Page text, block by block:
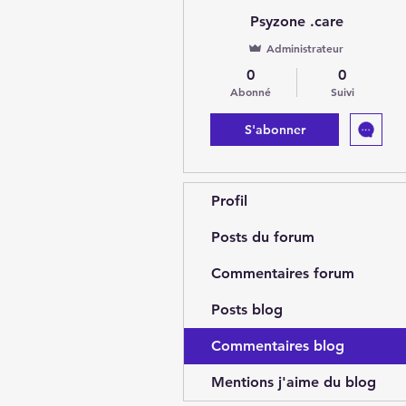
Psyzone .care
Administrateur
0
Abonné
0
Suivi
S'abonner
Profil
Posts du forum
Commentaires forum
Posts blog
Commentaires blog
Mentions j'aime du blog